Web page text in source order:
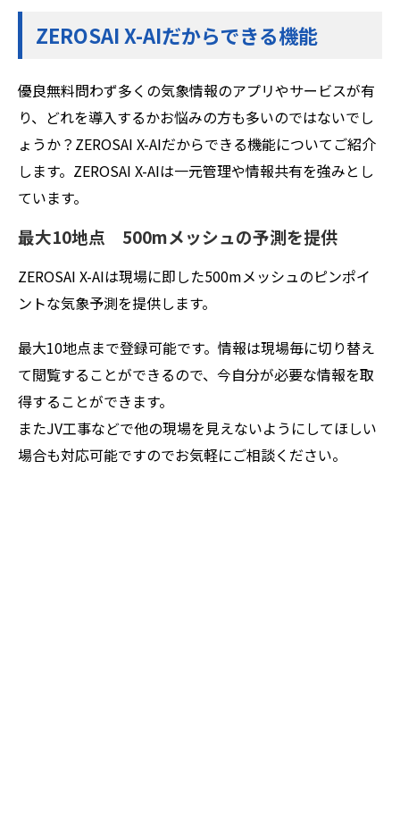
ZEROSAI X-AIだからできる機能
優良無料問わず多くの気象情報のアプリやサービスが有
り、どれを導入するかお悩みの方も多いのではないでし
ょうか？ZEROSAI X-AIだからできる機能についてご紹介
します。ZEROSAI X-AIは一元管理や情報共有を強みとし
ています。
最大10地点 500mメッシュの予測を提供
ZEROSAI X-AIは現場に即した500mメッシュのピンポイ
ントな気象予測を提供します。
最大10地点まで登録可能です。情報は現場毎に切り替え
て閲覧することができるので、今自分が必要な情報を取
得することができます。
またJV工事などで他の現場を見えないようにしてほしい
場合も対応可能ですのでお気軽にご相談ください。